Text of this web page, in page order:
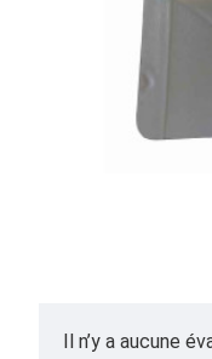
Il n’y a aucune